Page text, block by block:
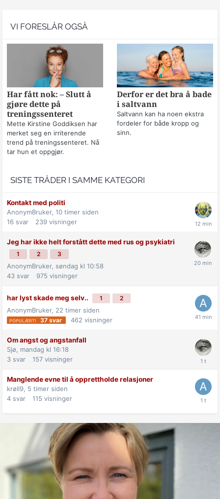
VI FORESLÅR OGSÅ
Har fått nok: – Slutt å
gjøre dette på
treningssenteret
Mette Kirstine Goddiksen har
merket seg en irriterende
trend på treningssenteret. Nå
tar hun et oppgjør.
Derfor er det bra å bade
i saltvann
Saltvann kan ha noen ekstra
fordeler for både kropp og
sinn.
SISTE TRÅDER I SAMME KATEGORI
Kontakt med politi
AnonymBruker, 10 timer siden
16 svar 239 visninger
Jeg har ikke helt forstått dette med rus og psykiatri
1 2 3
AnonymBruker, søndag kl 10:58
43 svar 975 visninger
har lyst skade meg selv.. 1 2
AnonymBruker, 22 timer siden
37 svar 462 visninger
Om angst og angstanfall
Sjø, mandag kl 16:18
3 svar 157 visninger
Manglende evne til å opprettholde relasjoner
krøll9, 5 timer siden
4 svar 115 visninger